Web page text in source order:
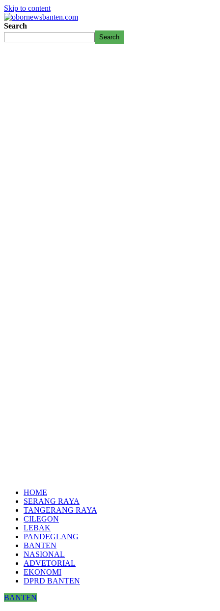
Skip to content
Search
Search
HOME
SERANG RAYA
TANGERANG RAYA
CILEGON
LEBAK
PANDEGLANG
BANTEN
NASIONAL
ADVETORIAL
EKONOMI
DPRD BANTEN
BANTEN